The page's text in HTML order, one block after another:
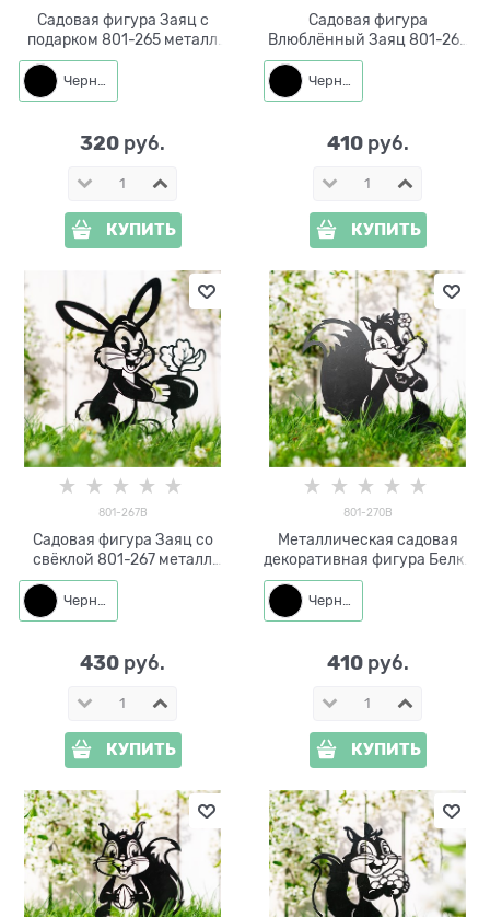
Садовая фигура Заяц с
подарком 801-265 металл
h=34 см
Черный
320 руб.
КУПИТЬ
Садовая фигура
Влюблённый Заяц 801-266
металл h=38 см
Черный
410 руб.
КУПИТЬ
801-267B
Садовая фигура Заяц со
свёклой 801-267 металл
h=37 см
Черный
430 руб.
КУПИТЬ
801-270B
Металлическая садовая
декоративная фигура Белка
801-270 h=30 см
Черный
410 руб.
КУПИТЬ